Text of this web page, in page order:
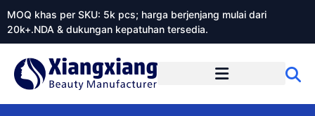
MOQ khas per SKU: 5k pcs; harga berjenjang mulai dari
20k+.NDA & dukungan kepatuhan tersedia.